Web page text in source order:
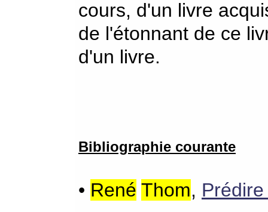
cours, d'un livre
de l'étonnant de ce
d'un livre.
Bibliographie courante
• René Thom,